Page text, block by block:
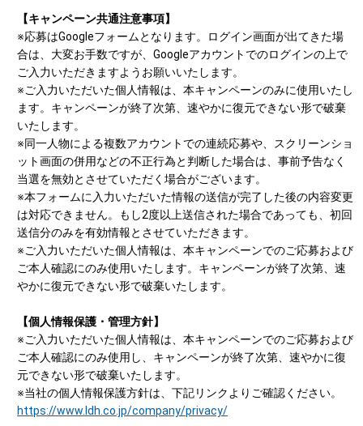
【キャンペーン共通注意事項】
※応募はGoogleフォームとなります。ログイン画面が出てきた場
合は、大変お手数ですが、Googleアカウントでのログインの上で
ご入力いただきますようお願いいたします。
※ご入力いただいた個人情報は、本キャンペーンのみに使用いたし
ます。キャンペーンが終了次第、速やかに復元できない形で破棄
いたします。
※同一人物による複数アカウントでの連続応募や、スクリーンショ
ット画面の併用などの不正行為と判断した場合は、事前予告なく
当選を無効とさせていただく場合がございます。
※本フォームに入力いただいた情報の送信が完了した後の内容変更
は対応できません。もし2度以上送信された場合であっても、初回
送信分のみを有効情報とさせていただきます。
※ご入力いただいた個人情報は、本キャンペーンでのご応募および
ご本人確認にのみ使用いたします。キャンペーンが終了次第、速
やかに復元できない形で破棄いたします。
【個人情報保護・管理方針】
※ご入力いただいた個人情報は、本キャンペーンでのご応募および
ご本人確認にのみ使用し、キャンペーンが終了次第、速やかに復
元できない形で破棄いたします。
※当社の個人情報保護方針は、下記リンクよりご確認ください。
https://www.ldh.co.jp/company/privacy/